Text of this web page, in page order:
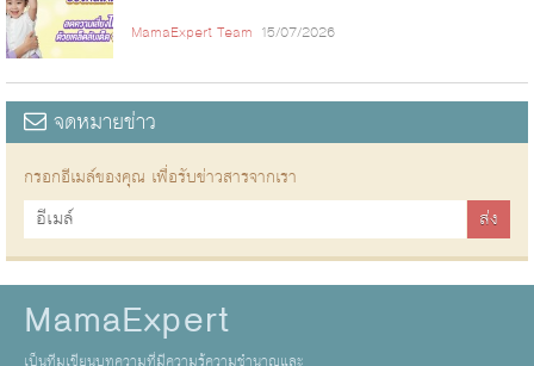
MamaExpert Team 15/07/2026
จดหมายข่าว
กรอกอีเมล์ของคุณ เพื่อรับข่าวสารจากเรา
MamaExpert
เป็นทีมเขียนบทความที่มีความรู้ความชำนาญและ